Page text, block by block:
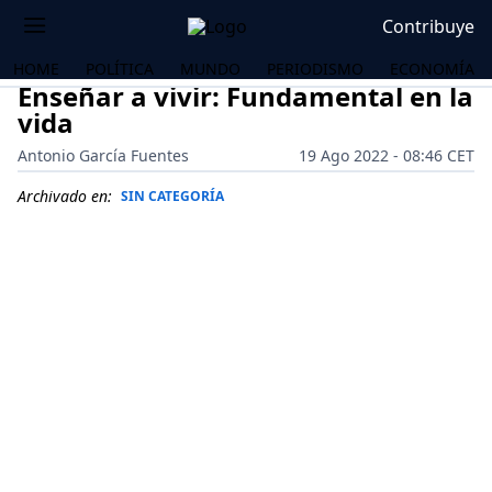
Contribuye
HOME POLÍTICA MUNDO PERIODISMO ECONOMÍA
Enseñar a vivir: Fundamental en la
vida
Antonio García Fuentes
19 Ago 2022 - 08:46 CET
Archivado en: SIN CATEGORÍA